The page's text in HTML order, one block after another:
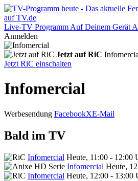
Live-TV Programm Auf Deinem Gerät
Anmelden
Jetzt auf RiC
Jetzt RiC einschalten
Infomercial
Werbesendung FacebookXE-Mail
Bald im TV
Infomercial Heute, 11:00 - 12:00
Infomercial Heute,
Infomercial Heute, 12:00 - 13:00